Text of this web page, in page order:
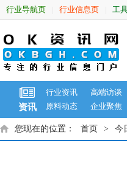
行业导航页 行业信息页 工
资讯
行业资讯
高端访谈
原料动态
企业聚焦
您现在的位置： 首页 > 今